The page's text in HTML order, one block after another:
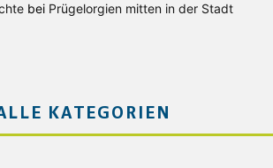
bei Prügelorgien mitten in der Stadt
KATEGORIEN